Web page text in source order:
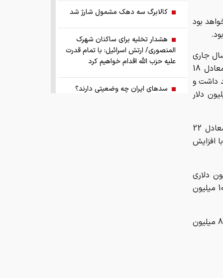
و 500 ميليون دلار خواهد بود
جاري
و سال‌هاي آتي، متوجه مي‌شويم كه مازاد تجاري ايران كه در سال گذشته معادل 18
دلاري خواهد داشت و
تجاري كشور طي اين سال به 35 ميليارد و 400 ميليون دلار
به اعتقاد اين واحد در سال 1391 مازاد تجاري ايران روند نزولي داشته و معادل 22
افزايش
1393 تراز تجاري 24 ميليارد و 700 ميليون دلاري
براي كشور به ثبت برسد و اين شاخص در سال 1394 به سطح 24 ميليارد و 100 ميليون
تراز تجاري ايران در سال 1395 اندکي افزايش داشته و برابر با 24 ميليارد و 800 ميليون
کالابرگ سه دهک مشمول شارژ شد
هشدار تخلیه برای ساکنان شهرک
المنصوری/ ارتش اسرائیل: با تمام قدرت
علیه حزب الله اقدام خواهیم کرد
سد‌های ایران چه وضعیتی دارند؟